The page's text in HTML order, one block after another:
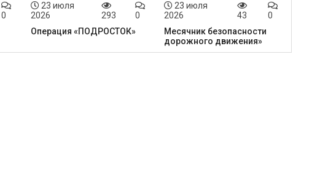
0
23 июля
2026
293
0
Операция «ПОДРОСТОК»
23 июля
2026
43
0
Месячник безопасности
дорожного движения»